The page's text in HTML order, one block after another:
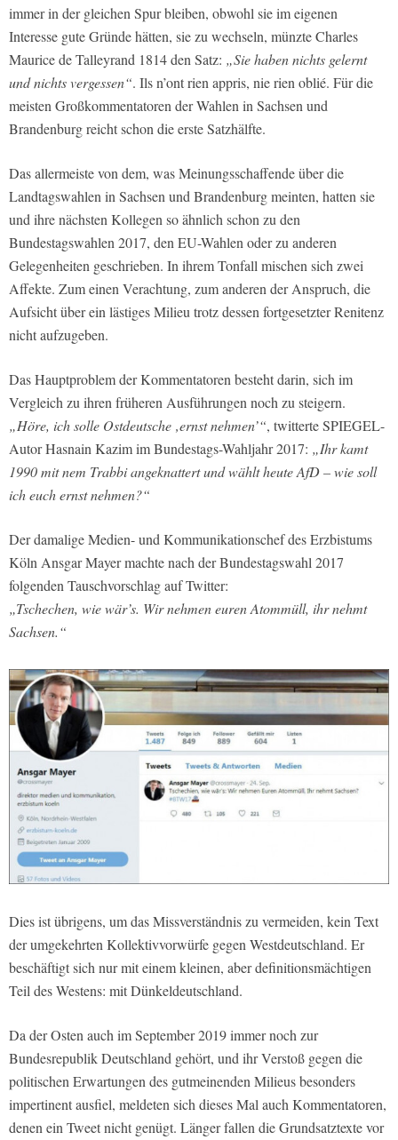
immer in der gleichen Spur bleiben, obwohl sie im eigenen
Interesse gute Gründe hätten, sie zu wechseln, münzte Charles
Maurice de Talleyrand 1814 den Satz: „Sie haben nichts gelernt
und nichts vergessen“. Ils n’ont rien appris, nie rien oblié. Für die
meisten Großkommentatoren der Wahlen in Sachsen und
Brandenburg reicht schon die erste Satzhälfte.
Das allermeiste von dem, was Meinungsschaffende über die
Landtagswahlen in Sachsen und Brandenburg meinten, hatten sie
und ihre nächsten Kollegen so ähnlich schon zu den
Bundestagswahlen 2017, den EU-Wahlen oder zu anderen
Gelegenheiten geschrieben. In ihrem Tonfall mischen sich zwei
Affekte. Zum einen Verachtung, zum anderen der Anspruch, die
Aufsicht über ein lästiges Milieu trotz dessen fortgesetzter Renitenz
nicht aufzugeben.
Das Hauptproblem der Kommentatoren besteht darin, sich im
Vergleich zu ihren früheren Ausführungen noch zu steigern.
„Höre, ich solle Ostdeutsche ‚ernst nehmen’“, twitterte SPIEGEL-
Autor Hasnain Kazim im Bundestags-Wahljahr 2017: „Ihr kamt
1990 mit nem Trabbi angeknattert und wählt heute AfD – wie soll
ich euch ernst nehmen?“
Der damalige Medien- und Kommunikationschef des Erzbistums
Köln Ansgar Mayer machte nach der Bundestagswahl 2017
folgenden Tauschvorschlag auf Twitter:
„Tschechen, wie wär’s. Wir nehmen euren Atommüll, ihr nehmt
Sachsen.“
Dies ist übrigens, um das Missverständnis zu vermeiden, kein Text
der umgekehrten Kollektivvorwürfe gegen Westdeutschland. Er
beschäftigt sich nur mit einem kleinen, aber definitionsmächtigen
Teil des Westens: mit Dünkeldeutschland.
Da der Osten auch im September 2019 immer noch zur
Bundesrepublik Deutschland gehört, und ihr Verstoß gegen die
politischen Erwartungen des gutmeinenden Milieus besonders
impertinent ausfiel, meldeten sich dieses Mal auch Kommentatoren,
denen ein Tweet nicht genügt. Länger fallen die Grundsatztexte vor